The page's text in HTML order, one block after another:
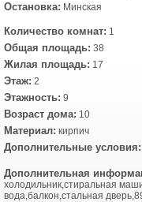
Остановка: Минская
Количество комнат: 1
Общая площадь: 38
Жилая площадь: 17
Этаж: 2
Этажность: 9
Возраст дома: 10
Материал: кирпич
Дополнительные условия:
Дополнительная
холодильник,стиральная
вода,балкон,стальная